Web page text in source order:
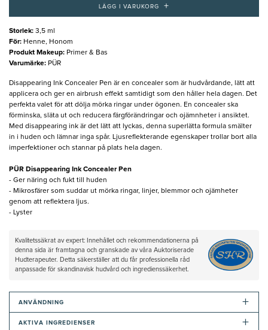
LÄGG I VARUKORG +
Storlek: 3,5 ml
För: Henne, Honom
Produkt Makeup: Primer & Bas
Varumärke: PÜR
Disappearing Ink Concealer Pen är en concealer som är hudvårdande, lätt att
applicera och ger en airbrush effekt samtidigt som den håller hela dagen. Det
perfekta valet för att dölja mörka ringar under ögonen. En concealer ska
förminska, släta ut och reducera färgförändringar och ojämnheter i ansiktet.
Med disappearing ink är det lätt att lyckas, denna superlätta formula smälter
in i huden och lämnar inga spår. Ljusreflekterande egenskaper trollar bort alla
imperfektioner och stannar på plats hela dagen.
PÜR Disappearing Ink Concealer Pen
- Ger näring och fukt till huden
- Mikrosfärer som suddar ut mörka ringar, linjer, blemmor och ojämheter
genom att reflektera ljus.
- Lyster
Kvalitetssäkrat av expert: Innehållet och rekommendationerna på
denna sida är framtagna och granskade av våra Auktoriserade
Hudterapeuter. Detta säkerställer att du får professionella råd
anpassade för skandinavisk hudvård och ingredienssäkerhet.
ANVÄNDNING +
AKTIVA INGREDIENSER +